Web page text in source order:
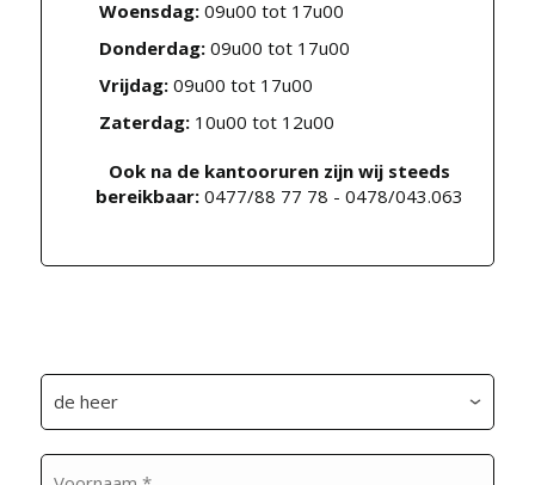
Woensdag:09u00 tot 17u00
Donderdag:09u00 tot 17u00
Vrijdag:09u00 tot 17u00
Zaterdag:10u00 tot 12u00
Ook na de kantooruren zijn wij steeds
bereikbaar:0477/88 77 78 - 0478/043.063